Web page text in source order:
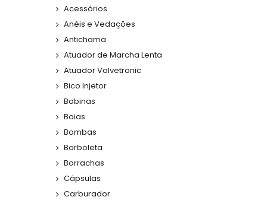
Acessórios
Anéis e Vedações
Antichama
Atuador de Marcha Lenta
Atuador Valvetronic
Bico Injetor
Bobinas
Boias
Bombas
Borboleta
Borrachas
Cápsulas
Carburador